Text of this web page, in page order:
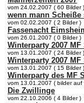
vom 24.02.2007 ( 60 Bilder )
wenn mann Scheiße
vom 02.02.2007 ( 2 Bilder )
Fassenacht
vom 26.01.2007 ( 0 Bilder )
Winterparty 2007 MF
vom 13.01.2007 ( 24 Bilder )
Winterparty 2007 MF
vom 13.01.2007 ( 15 Bilder )
Winterparty des MF
vom 13.01.2007 ( bilder auf
Die Zwillinge
vom 22.10.2006 ( 4 Bilder )